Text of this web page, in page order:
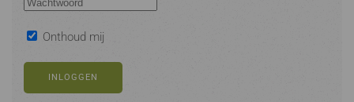
Onthoud mij
INLOGGEN